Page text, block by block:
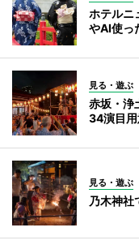
ホテルニ
やAI使っ
見る・遊ぶ
赤坂・浄
34演目
見る・遊ぶ
乃木神